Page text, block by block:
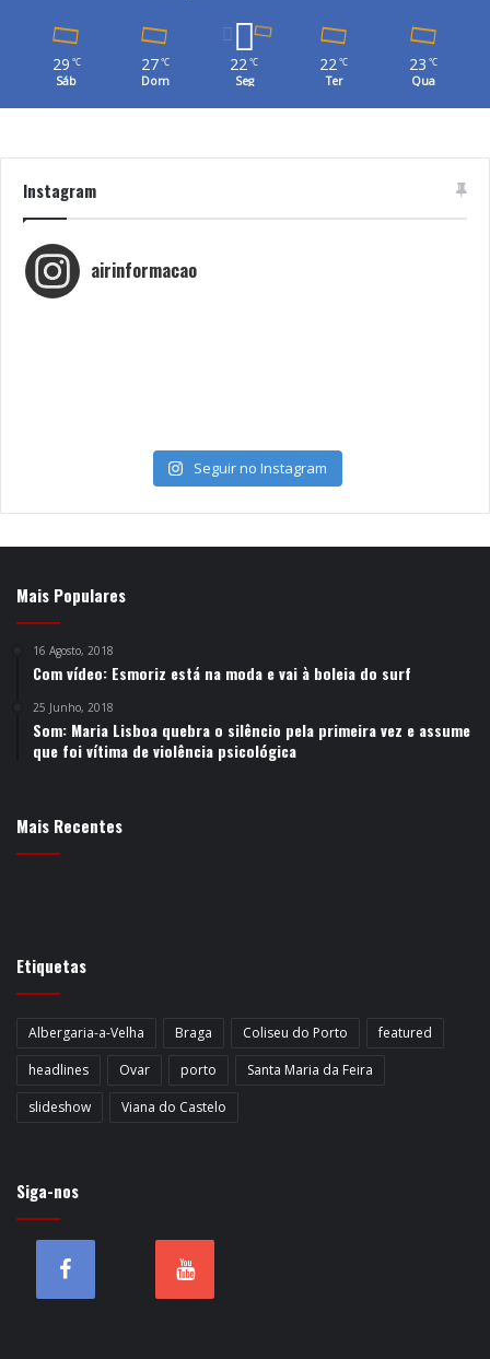
29 ℃
Sáb
27 ℃
Dom
22℃
Seg
22℃
Ter
23 ℃
Qua
Instagram
airinformacao
Seguir no Instagram
Mais Populares
16 Agosto, 2018
Com vídeo: Esmoriz está na moda e vai à boleia do surf
25 Junho, 2018
Som: Maria Lisboa quebra o silêncio pela primeira vez e assume
que foi vítima de violência psicológica
Mais Recentes
Etiquetas
Albergaria-a-Velha Braga Coliseu do Porto
featured
headlines
Ovar porto
Santa Maria da Feira
slideshow
Viana do Castelo
Siga-nos